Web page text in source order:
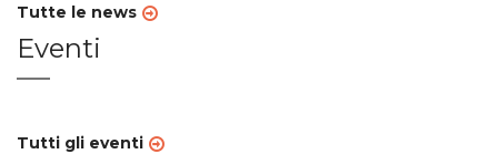
Tutte le news
Eventi
Tutti gli eventi